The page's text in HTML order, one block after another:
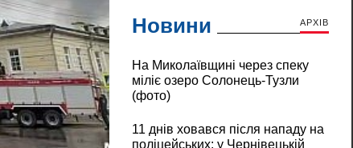
Новини АРХІВ
На Миколаївщині через спеку
міліє озеро Солонець-Тузли
(фото)
11 днів ховався після нападу на
поліцейських: у Чернівецькій